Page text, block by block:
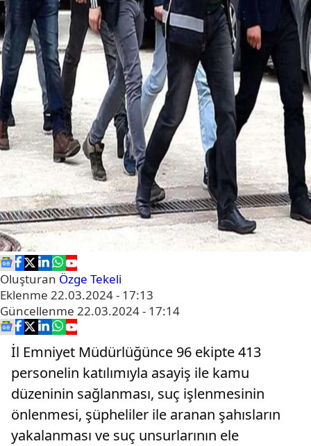
Oluşturan Özge Tekeli
Eklenme 22.03.2024 - 17:13
Güncellenme 22.03.2024 - 17:14
İl Emniyet Müdürlüğünce 96 ekipte 413
personelin katılımıyla asayiş ile kamu
düzeninin sağlanması, suç işlenmesinin
önlenmesi, şüpheliler ile aranan şahısların
yakalanması ve suç unsurlarının ele